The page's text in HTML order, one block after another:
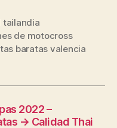
tailandia
de motocross
baratas valencia
2022 –
→ Calidad Thai